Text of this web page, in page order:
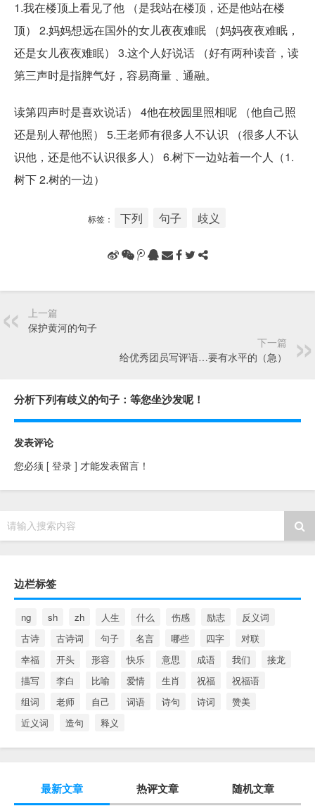
1.我在楼顶上看见了他 （是我站在楼顶，还是他站在楼
顶） 2.妈妈想远在国外的女儿夜夜难眠 （妈妈夜夜难眠，
还是女儿夜夜难眠） 3.这个人好说话 （好有两种读音，读
第三声时是指脾气好，容易商量﹑通融。
读第四声时是喜欢说话） 4他在校园里照相呢 （他自己照
还是别人帮他照） 5.王老师有很多人不认识 （很多人不认
识他，还是他不认识很多人） 6.树下一边站着一个人（1.
树下 2.树的一边）
标签： 下列 句子 歧义
上一篇
保护黄河的句子
下一篇
给优秀团员写评语…要有水平的（急）
分析下列有歧义的句子：等您坐沙发呢！
发表评论
您必须 [ 登录 ] 才能发表留言！
请输入搜索内容
边栏标签
ng sh zh 人生 什么 伤感 励志
反义词
古诗
古诗词 句子 名言 哪些 四字
对联
幸福
开头 形容 快乐 意思 成语 我们
接龙
描写
李白 比喻 爱情 生肖 祝福
祝福语
组词
老师 自己 词语 诗句 诗词
赞美
近义词
造句 释义
最新文章 热评文章 随机文章